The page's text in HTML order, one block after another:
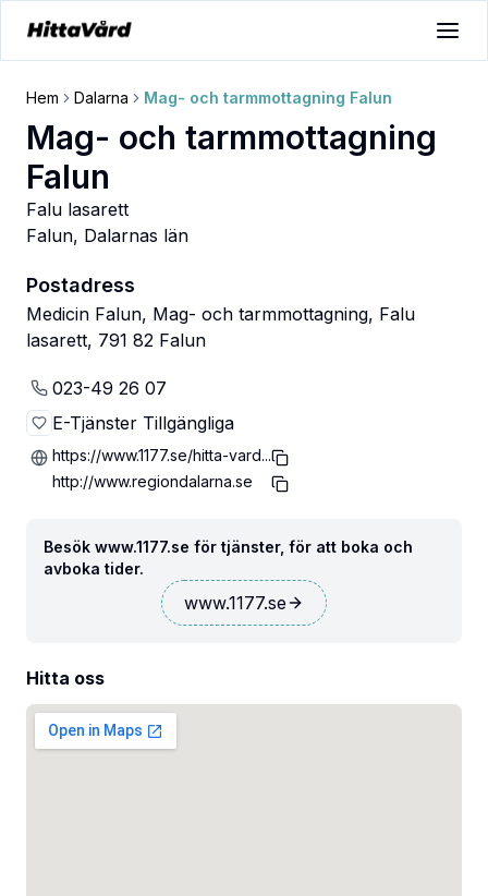
Hem Dalarna Mag- och tarmmottagning Falun
Mag- och tarmmottagning
Falun
Falu lasarett
Falun, Dalarnas län
Postadress
Medicin Falun, Mag- och tarmmottagning, Falu
lasarett, 791 82 Falun
023-49 26 07
E-Tjänster Tillgängliga
https://www.1177.se/hitta-vard...
http://www.regiondalarna.se
Besök www.1177.se för tjänster, för att boka och
avboka tider.
www.1177.se
Hitta oss